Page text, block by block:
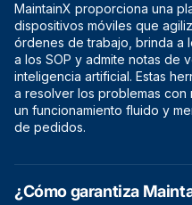
MaintainX proporciona una
dispositivos móviles que
órdenes de trabajo, brinda a
a los SOP y admite notas de
inteligencia artificial. Estas
a resolver los problemas
un funcionamiento fluido y
de pedidos.
¿Cómo garantiza